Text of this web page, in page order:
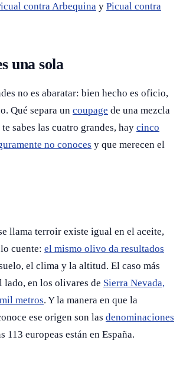
contra Arbequina y Picual contra
una sola
no es abaratar: bien hecho es oficio,
Qué separa un coupage de una mezcla
sabes las cuatro grandes, hay cinco
no conoces y que merecen el
llama terroir existe igual en el aceite,
cuente: el mismo olivo da resultados
el clima y la altitud. El caso más
lado, en los olivares de Sierra Nevada,
metros. Y la manera en que la
ese origen son las denominaciones
113 europeas están en España.